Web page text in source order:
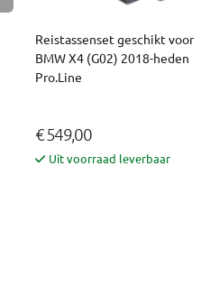
Reistassenset geschikt voor
BMW X4 (G02) 2018-heden
Pro.Line
€ 549,00
Uit voorraad leverbaar